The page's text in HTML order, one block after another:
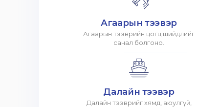
Агаарын тээвэр
Агаарын тээврийн цогц шийдлийг
санал болгоно.
Далайн тээвэр
Далайн тээврийг хямд, аюулгүй,